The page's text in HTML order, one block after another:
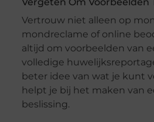
Vertrouw niet alleen op
mondreclame of online
altijd om voorbeelden van
volledige
beter idee van wat je kunt
helpt je bij het maken van
beslissing.